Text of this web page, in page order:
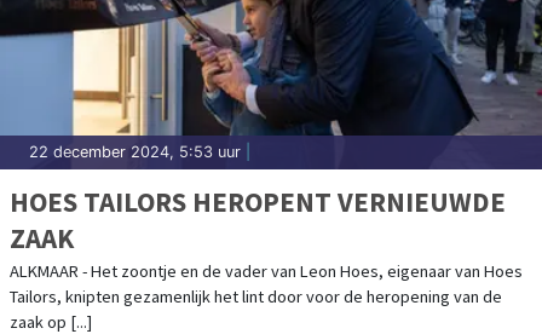
22 december 2024, 5:53 uur
HOES TAILORS HEROPENT VERNIEUWDE
ZAAK
ALKMAAR - Het zoontje en de vader van Leon Hoes, eigenaar van Hoes
Tailors, knipten gezamenlijk het lint door voor de heropening van de
zaak op [...]